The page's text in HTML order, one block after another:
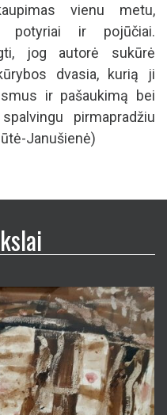
vienu metu,
potyriai ir pojūčiai.
jog autorė sukūrė
dvasia, kurią ji
ir pašaukimą bei
pirmapradžiu
Janušienė)